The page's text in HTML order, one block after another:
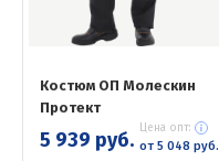
Костюм ОП Молескин
Протект
5 939 руб. Цена опт:
от 5 048 руб.